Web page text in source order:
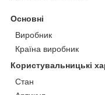
Основні
Виробник
Країна виробник
Користувальницькі
Cтан